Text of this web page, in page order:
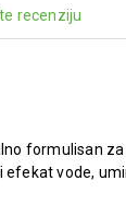
recenziju
formulisan
vode,